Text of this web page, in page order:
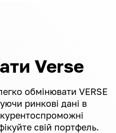
Verse
обмінювати VERSE
ринкові дані в
свій портфель.